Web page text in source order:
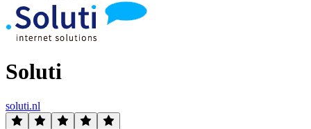
Soluti
soluti.nl